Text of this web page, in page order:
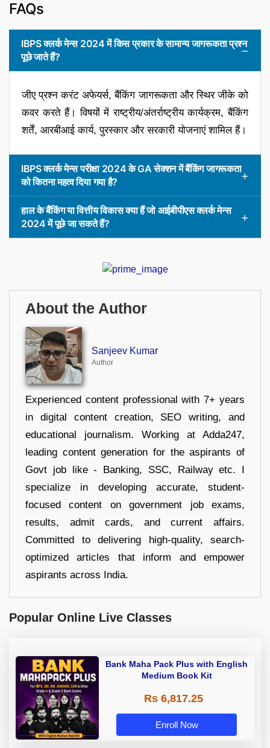
FAQs
IBPS क्लर्क मेन्स 2024 में किस प्रकार के सामान्य जागरूकता प्रश्न
पूछे जाते हैं?
जीए प्रश्न करंट अफेयर्स, बैंकिंग जागरूकता और स्थिर जीके को
कवर करते हैं। विषयों में राष्ट्रीय/अंतर्राष्ट्रीय कार्यक्रम, बैंकिंग
शर्तें, आरबीआई कार्य, पुरस्कार और सरकारी योजनाएं शामिल हैं।
IBPS क्लर्क मेन्स परीक्षा 2024 के GA सेक्शन में बैंकिंग जागरूकता
को कितना महत्व दिया गया है?
हाल के बैंकिंग या वित्तीय विकास क्या हैं जो आईबीपीएस क्लर्क मेन्स
2024 में पूछे जा सकते हैं?
About the Author
Sanjeev Kumar
Author
Experienced content professional with 7+ years
in digital content creation, SEO writing, and
educational journalism. Working at Adda247,
leading content generation for the aspirants of
Govt job like - Banking, SSC, Railway etc. I
specialize in developing accurate, student-
focused content on government job exams,
results, admit cards, and current affairs.
Committed to delivering high-quality, search-
optimized articles that inform and empower
aspirants across India.
Popular Online Live Classes
Bank Maha Pack Plus with English
Medium Book Kit
Rs 6,817.25
Enroll Now